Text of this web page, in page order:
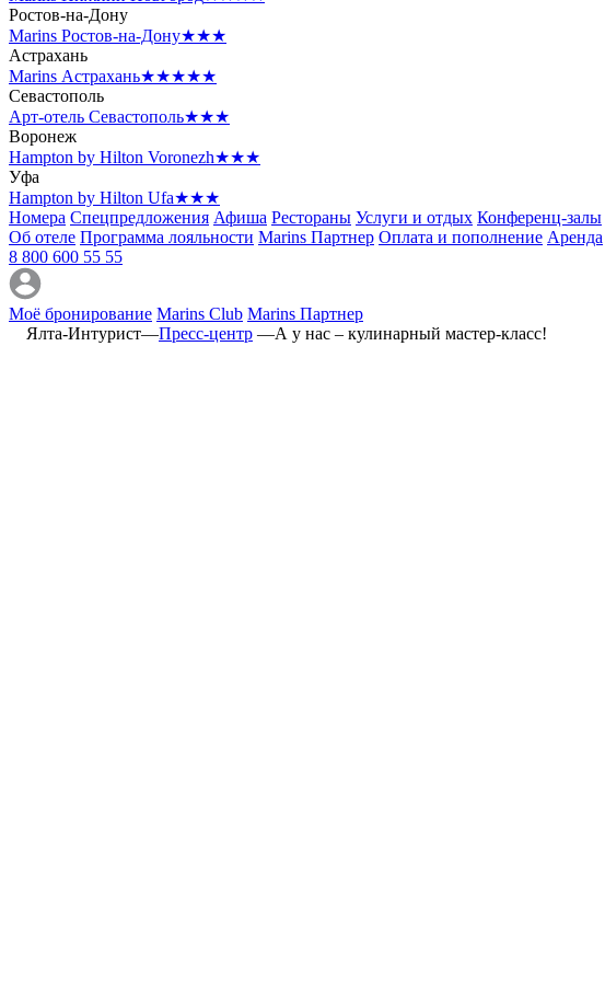
Ростов-на-Дону
Marins Ростов-на-Дону★★★
Астрахань
Marins Астрахань★★★★★
Севастополь
Арт-отель Севастополь★★★
Воронеж
Hampton by Hilton Voronezh★★★
Уфа
Hampton by Hilton Ufa★★★
Номера Спецпредложения Афиша Рестораны Услуги и отдых Конференц-залы
Об отеле Программа лояльности Marins Партнер Оплата и пополнение Аренда
8 800 600 55 55
Моё бронирование Marins Club Marins Партнер
Ялта-Интурист—Пресс-центр —А у нас – кулинарный мастер-класс!